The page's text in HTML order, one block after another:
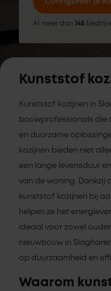
Configureer je
Al meer dan 145
Kunststof
Kunststof kozijnen in
bouwprofessionals die
en duurzame
kozijnen bieden niet
een lange levensduur
van de woning. Dankzij
kunststof kozijnen bij
helpen ze het
ideaal voor zowel
nieuwbouw in
op duurzaamheid en
Waarom